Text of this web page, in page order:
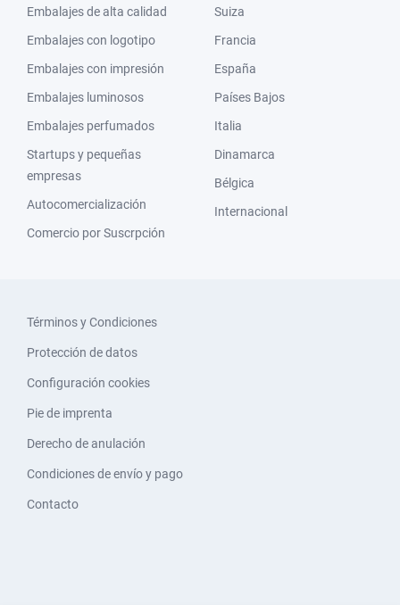
Embalajes de alta calidad
Embalajes con logotipo
Embalajes con impresión
Embalajes luminosos
Embalajes perfumados
Startups y pequeñas
empresas
Autocomercialización
Comercio por Suscrpción
Suiza
Francia
España
Países Bajos
Italia
Dinamarca
Bélgica
Internacional
Términos y Condiciones
Protección de datos
Configuración cookies
Pie de imprenta
Derecho de anulación
Condiciones de envío y pago
Contacto